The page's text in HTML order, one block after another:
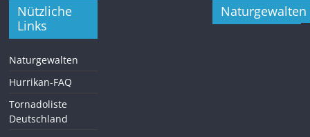
Nützliche
Links
Naturgewalten
Hurrikan-FAQ
Tornadoliste
Deutschland
Naturgewalten